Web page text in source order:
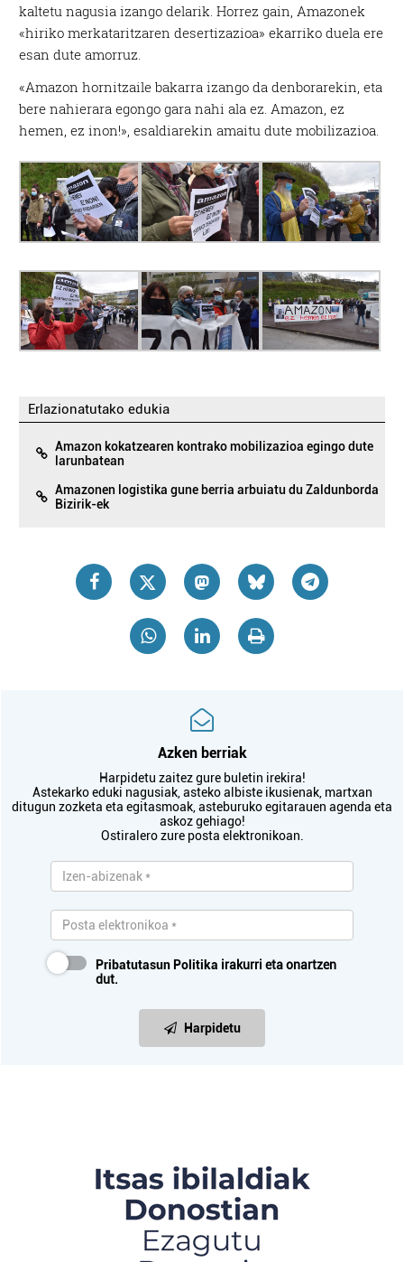
kaltetu nagusia izango delarik. Horrez gain, Amazonek
«hiriko merkataritzaren desertizazioa» ekarriko duela ere
esan dute amorruz.
«Amazon hornitzaile bakarra izango da denborarekin, eta
bere nahierara egongo gara nahi ala ez. Amazon, ez
hemen, ez inon!», esaldiarekin amaitu dute mobilizazioa.
Erlazionatutako edukia
Amazon kokatzearen kontrako mobilizazioa egingo dute
larunbatean
Amazonen logistika gune berria arbuiatu du Zaldunborda
Bizirik-ek
Azken berriak
Harpidetu zaitez gure buletin irekira!
Astekarko eduki nagusiak, asteko albiste ikusienak, martxan
ditugun zozketa eta egitasmoak, asteburuko egitarauen agenda eta
askoz gehiago!
Ostiralero zure posta elektronikoan.
Pribatutasun Politika irakurri eta onartzen
dut.
Harpidetu